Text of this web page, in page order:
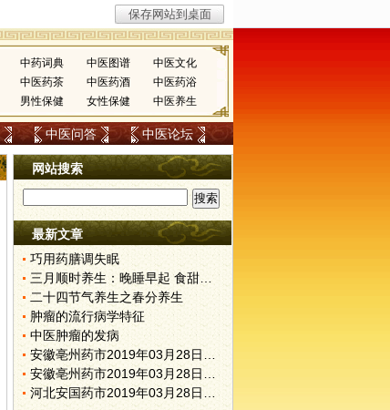
中药词典 中医图谱
中医文化
中医药茶 中医药酒
中医药浴
男性保健 女性保健 中医养生
中医问答 中医论坛
网站搜索
最新文章
巧用药膳调失眠
三月顺时养生：晚睡早起 食甜养肝
二十四节气养生之春分养生
肿瘤的流行病学特征
中医肿瘤的发病
安徽亳州药市2019年03月28日快讯
安徽亳州药市2019年03月28日快讯
河北安国药市2019年03月28日快讯